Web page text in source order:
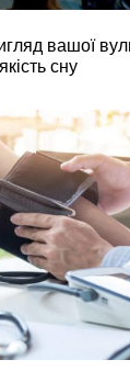
вашої
якість сну